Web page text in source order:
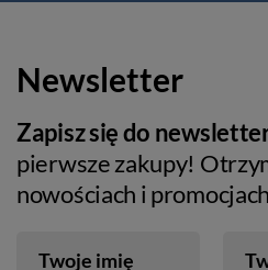
Newsletter
Zapisz się do
pierwsze zakupy!
nowościach i
Twoje imię